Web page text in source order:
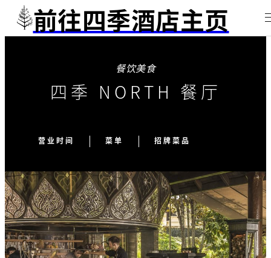
前往四季酒店主页
餐饮美食
四季 NORTH 餐厅
营业时间 菜单 招牌菜品